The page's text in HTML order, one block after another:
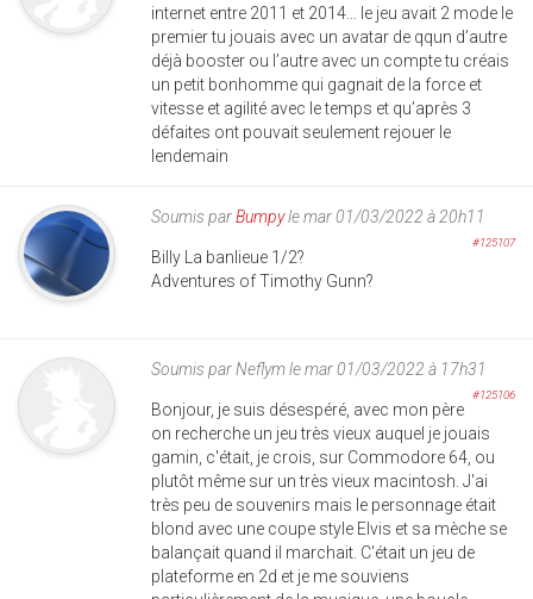
internet entre 2011 et 2014… le jeu avait 2 mode le
premier tu jouais avec un avatar de qqun d’autre
déjà booster ou l’autre avec un compte tu créais
un petit bonhomme qui gagnait de la force et
vitesse et agilité avec le temps et qu’après 3
défaites ont pouvait seulement rejouer le
lendemain
Soumis parBumpyle mar 01/03/2022 à 20h11
#125107
Billy La banlieue 1/2?
Adventures of Timothy Gunn?
Soumis parNeflymle mar 01/03/2022 à 17h31
#125106
Bonjour, je suis désespéré, avec mon père
on recherche un jeu très vieux auquel je jouais
gamin, c'était, je crois, sur Commodore 64, ou
plutôt même sur un très vieux macintosh. J'ai
très peu de souvenirs mais le personnage était
blond avec une coupe style Elvis et sa mèche se
balançait quand il marchait. C'était un jeu de
plateforme en 2d et je me souviens